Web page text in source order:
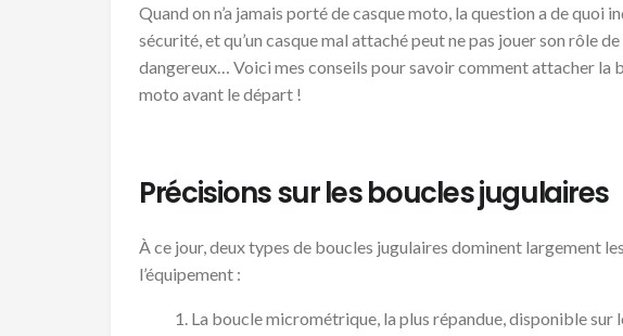
Quand on n’a jamais porté de casque moto, la question a de quoi
sécurité, et qu’un casque mal attaché peut ne pas jouer son rôle
dangereux… Voici mes conseils pour savoir comment attacher la
moto avant le départ !
Précisions sur les boucles jugulaires
À ce jour, deux types de boucles jugulaires dominent largement
l’équipement :
La boucle micrométrique, la plus répandue, disponible sur